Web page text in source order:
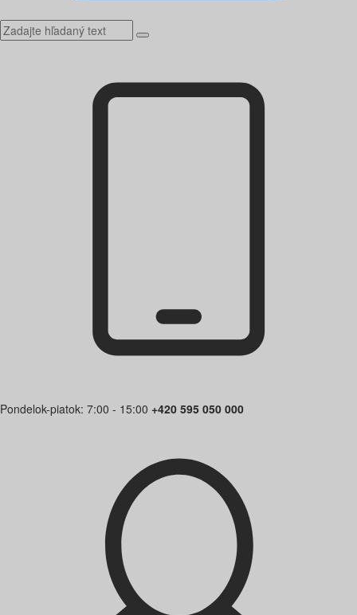
Pondelok-piatok: 7:00 - 15:00 +420 595 050 000